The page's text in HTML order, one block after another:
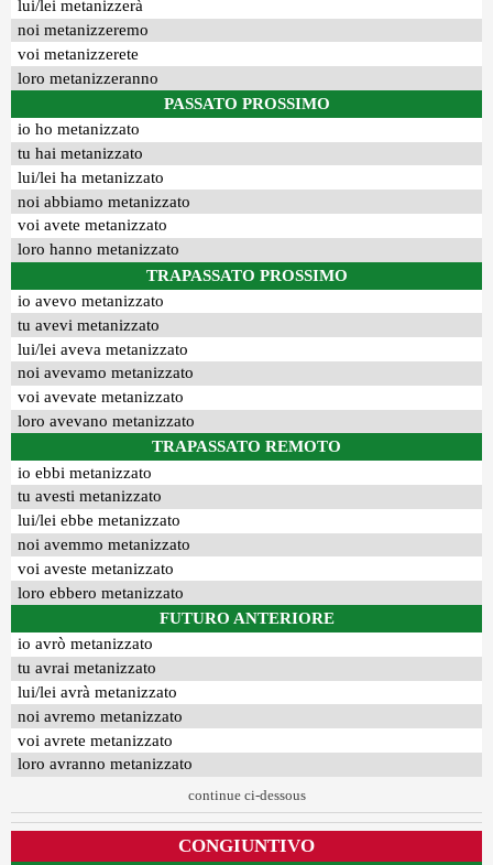
lui/lei metanizzerà
noi metanizzeremo
voi metanizzerete
loro metanizzeranno
PASSATO PROSSIMO
io ho metanizzato
tu hai metanizzato
lui/lei ha metanizzato
noi abbiamo metanizzato
voi avete metanizzato
loro hanno metanizzato
TRAPASSATO PROSSIMO
io avevo metanizzato
tu avevi metanizzato
lui/lei aveva metanizzato
noi avevamo metanizzato
voi avevate metanizzato
loro avevano metanizzato
TRAPASSATO REMOTO
io ebbi metanizzato
tu avesti metanizzato
lui/lei ebbe metanizzato
noi avemmo metanizzato
voi aveste metanizzato
loro ebbero metanizzato
FUTURO ANTERIORE
io avrò metanizzato
tu avrai metanizzato
lui/lei avrà metanizzato
noi avremo metanizzato
voi avrete metanizzato
loro avranno metanizzato
continue ci-dessous
CONGIUNTIVO